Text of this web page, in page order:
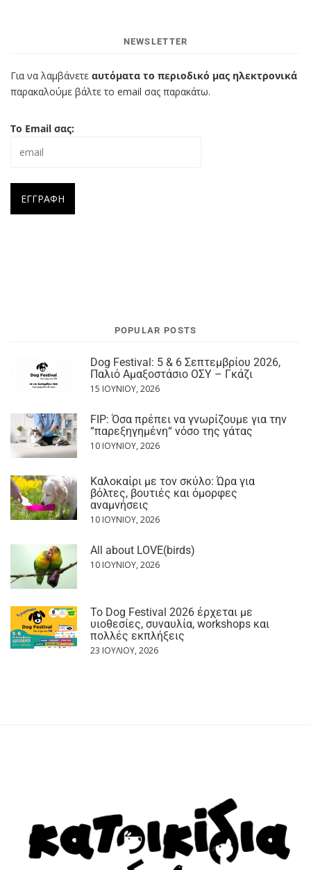
NEWSLETTER
Για να λαμβάνετε αυτόματα το περιοδικό μας ηλεκτρονικά
παρακαλούμε βάλτε το email σας παρακάτω.
Το Email σας:
POPULAR POSTS
Dog Festival: 5 & 6 Σεπτεμβρίου 2026,
Παλιό Αμαξοστάσιο ΟΣΥ – Γκάζι
15 ΙΟΥΝΊΟΥ, 2026
FIP: Όσα πρέπει να γνωρίζουμε για την
“παρεξηγημένη“ νόσο της γάτας
10 ΙΟΥΝΊΟΥ, 2026
Καλοκαίρι με τον σκύλο: Ώρα για
βόλτες, βουτιές και όμορφες
αναμνήσεις
10 ΙΟΥΝΊΟΥ, 2026
All about LOVE(birds)
10 ΙΟΥΝΊΟΥ, 2026
Το Dog Festival 2026 έρχεται με
υιοθεσίες, συναυλία, workshops και
πολλές εκπλήξεις
23 ΙΟΥΛΊΟΥ, 2026